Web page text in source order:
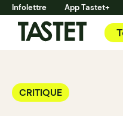
Infolettre App Tastet+
CRITIQUE